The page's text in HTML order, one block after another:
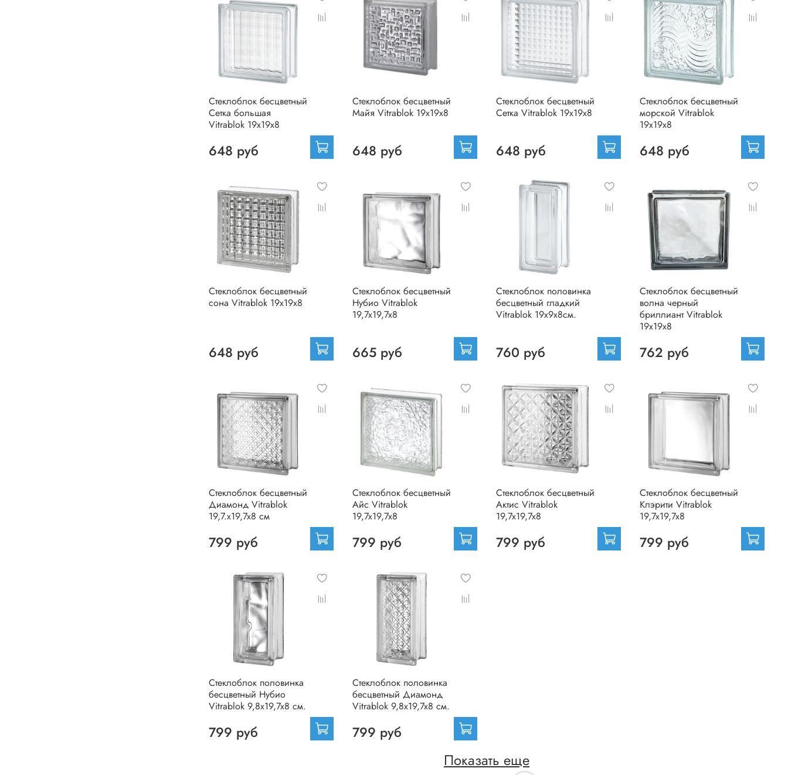
Стеклоблок бесцветный
Сетка большая
Vitrablok 19х19х8
648 руб
Стеклоблок бесцветный
Майя Vitrablok 19х19х8
648 руб
Стеклоблок бесцветный
Сетка Vitrablok 19х19х8
648 руб
Стеклоблок бесцветный
морской Vitrablok
19х19х8
648 руб
Стеклоблок бесцветный
сона Vitrablok 19х19х8
648 руб
Стеклоблок бесцветный
Нубио Vitrablok
19,7x19,7x8
665 руб
Стеклоблок половинка
бесцветный гладкий
Vitrablok 19х9х8см.
760 руб
Стеклоблок бесцветный
волна черный
бриллиант Vitrablok
19х19х8
762 руб
Стеклоблок бесцветный
Диамонд Vitrablok
19,7.x19,7x8 см
799 руб
Стеклоблок бесцветный
Айс Vitrablok
19,7x19,7x8
799 руб
Стеклоблок бесцветный
Актис Vitrablok
19,7x19,7x8
799 руб
Стеклоблок бесцветный
Клэрити Vitrablok
19,7x19,7x8
799 руб
Стеклоблок половинка
бесцветный Нубио
Vitrablok 9,8x19,7x8 см.
799 руб
Стеклоблок половинка
бесцветный Диамонд
Vitrablok 9,8x19,7x8 см.
799 руб
Показать еще